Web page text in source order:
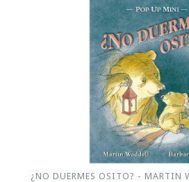
¿NO DUERMES OSITO? - MARTIN